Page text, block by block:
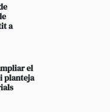
a
el
planteja